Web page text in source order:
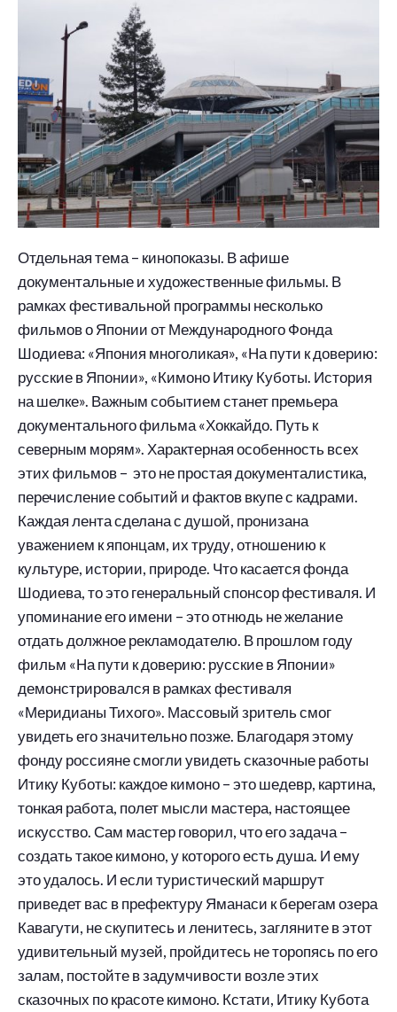
Отдельная тема – кинопоказы. В афише
документальные и художественные фильмы. В
рамках фестивальной программы несколько
фильмов о Японии от Международного Фонда
Шодиева: «Япония многоликая», «На пути к доверию:
русские в Японии», «Кимоно Итику Куботы. История
на шелке». Важным событием станет премьера
документального фильма «Хоккайдо. Путь к
северным морям». Характерная особенность всех
этих фильмов – это не простая документалистика,
перечисление событий и фактов вкупе с кадрами.
Каждая лента сделана с душой, пронизана
уважением к японцам, их труду, отношению к
культуре, истории, природе. Что касается фонда
Шодиева, то это генеральный спонсор фестиваля. И
упоминание его имени – это отнюдь не желание
отдать должное рекламодателю. В прошлом году
фильм «На пути к доверию: русские в Японии»
демонстрировался в рамках фестиваля
«Меридианы Тихого». Массовый зритель смог
увидеть его значительно позже. Благодаря этому
фонду россияне смогли увидеть сказочные работы
Итику Куботы: каждое кимоно – это шедевр, картина,
тонкая работа, полет мысли мастера, настоящее
искусство. Сам мастер говорил, что его задача –
создать такое кимоно, у которого есть душа. И ему
это удалось. И если туристический маршрут
приведет вас в префектуру Яманаси к берегам озера
Кавагути, не скупитесь и ленитесь, загляните в этот
удивительный музей, пройдитесь не торопясь по его
залам, постойте в задумчивости возле этих
сказочных по красоте кимоно. Кстати, Итику Кубота